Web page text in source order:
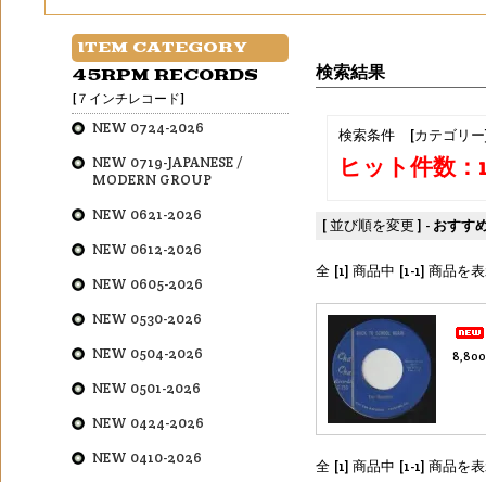
検索結果
検索条件 [カテゴリ
ヒット件数：
[ 並び順を変更 ] - おすす
全 [1] 商品中 [1-1] 商品を
全 [1] 商品中 [1-1] 商品を
ITEM CATEGORY
45RPM RECORDS
[７インチレコード]
NEW 0724-2026
NEW 0719-JAPANESE /
MODERN GROUP
NEW 0621-2026
NEW 0612-2026
NEW 0605-2026
NEW 0530-2026
NEW 0504-2026
NEW 0501-2026
NEW 0424-2026
NEW 0410-2026